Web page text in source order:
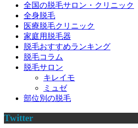
全国の脱毛サロン・クリニック
全身脱毛
医療脱毛クリニック
家庭用脱毛器
脱毛おすすめランキング
脱毛コラム
脱毛サロン
キレイモ
ミュゼ
部位別の脱毛
Twitter